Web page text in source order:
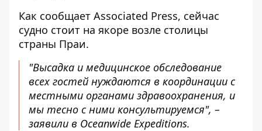
Как сообщает Associated Press, сейчас
судно стоит на якоре возле столицы
страны Праи.
"Высадка и медицинское обследование
всех гостей нуждаются в координации с
местными органами здравоохранения, и
мы тесно с ними консультируемся", –
заявили в Oceanwide Expeditions.